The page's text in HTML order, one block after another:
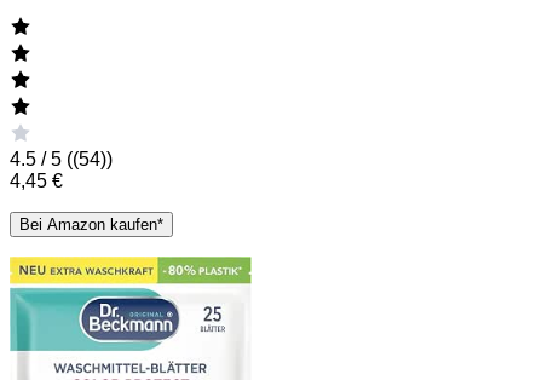
4.5 / 5 ((54))
4,45 €
Bei Amazon kaufen*